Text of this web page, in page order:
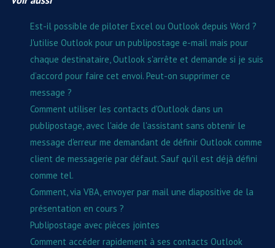
Est-il possible de piloter Excel ou Outlook depuis Word ?
J'utilise Outlook pour un publipostage e-mail mais pour
chaque destinataire, Outlook s'arrête et demande si je suis
d’accord pour faire cet envoi. Peut-on supprimer ce
message ?
Comment utiliser les contacts d'Outlook dans un
publipostage, avec l'aide de l'assistant sans obtenir le
message d'erreur me demandant de définir Outlook comme
client de messagerie par défaut. Sauf qu'il est déjà défini
comme tel.
Comment, via VBA, envoyer par mail une diapositive de la
présentation en cours ?
Publipostage avec pièces jointes
Comment accéder rapidement à ses contacts Outlook